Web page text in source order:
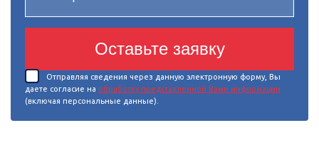
Оставьте заявку
Отправляя сведения через данную электронную форму, Вы
даете согласие на обработку представленной Вами информации
(включая персональные данные).